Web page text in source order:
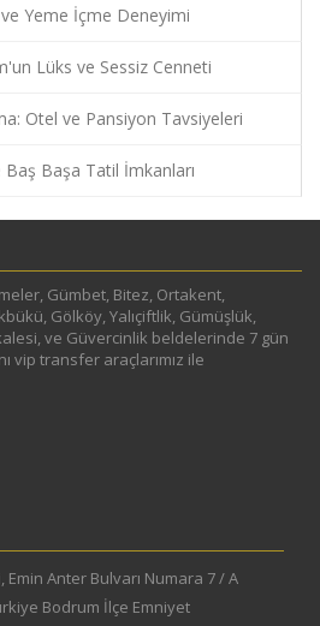
ve Yeme İçme Deneyimi
Lüks ve Sessiz Cenneti
Otel ve Pansiyon Tavsiyeleri
Başa Tatil İmkanları
Gümbet, Bitez, Ortakent,
Gölköy, Yalıçiftlik, Gümüşlük,
ve Güvercinlik beldelerinde 7 gün
vip transfer araçlarımız ile
Emin Anter Bulvarı Numara 7 / A
Bodrum İlçe Emniyet